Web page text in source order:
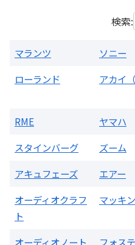
検索:
マランツ ソニー
ローランド
アカイ
RME
ヤマハ
スタインバーグ
ズーム
アキュフェーズ
エアー
オーディオクラフ
ト
マッキ
オーディオノート フォス